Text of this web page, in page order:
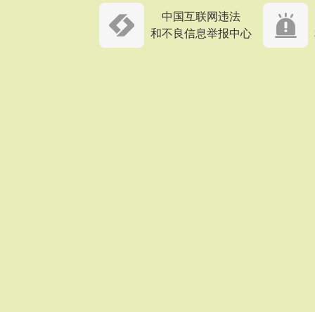
中国互联网违法
和不良信息举报中心